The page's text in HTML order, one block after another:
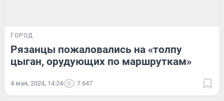
ГОРОД
Рязанцы пожаловались на «толпу
цыган, орудующих по маршруткам»
4 мая, 2024, 14:24 7 647